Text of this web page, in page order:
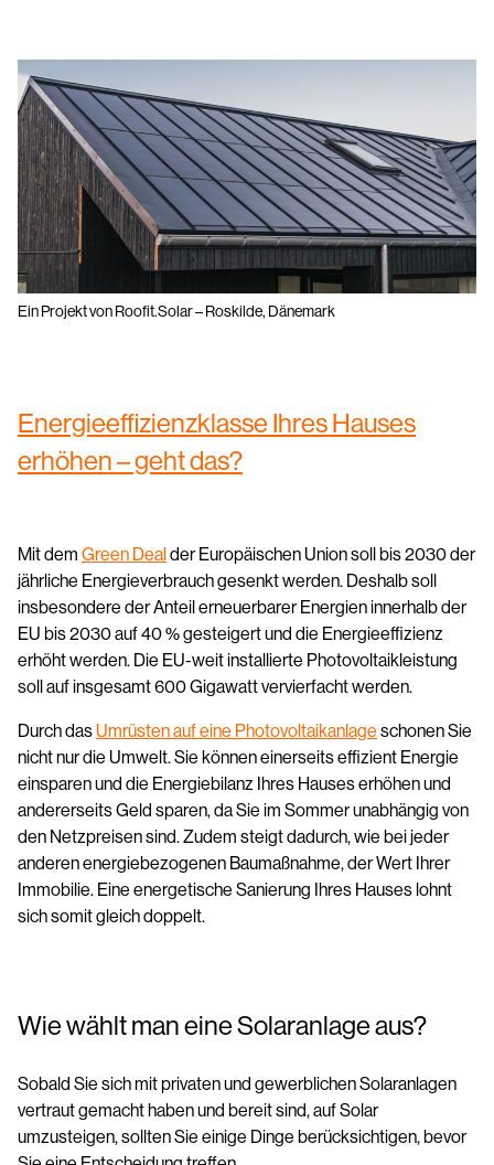
Ein Projekt von Roofit.Solar – Roskilde, Dänemark
Energieeffizienzklasse Ihres Hauses
erhöhen – geht das?
Mit dem Green Dealder Europäischen Union soll bis 2030 der
jährliche Energieverbrauch gesenkt werden. Deshalb soll
insbesondere der Anteil erneuerbarer Energien innerhalb der
EU bis 2030 auf 40 % gesteigert und die Energieeffizienz
erhöht werden. Die EU-weit installierte Photovoltaikleistung
soll auf insgesamt 600 Gigawatt vervierfacht werden.
Durch dasUmrüsten auf eine Photovoltaikanlage schonen Sie
nicht nur die Umwelt. Sie können einerseits effizient Energie
einsparen und die Energiebilanz Ihres Hauses erhöhen und
andererseits Geld sparen, da Sie im Sommer unabhängig von
den Netzpreisen sind. Zudem steigt dadurch, wie bei jeder
anderen energiebezogenen Baumaßnahme, der Wert Ihrer
Immobilie. Eine energetische Sanierung Ihres Hauses lohnt
sich somit gleich doppelt.
Wie wählt man eine Solaranlage aus?
Sobald Sie sich mit privaten und gewerblichen Solaranlagen
vertraut gemacht haben und bereit sind, auf Solar
umzusteigen, sollten Sie einige Dinge berücksichtigen, bevor